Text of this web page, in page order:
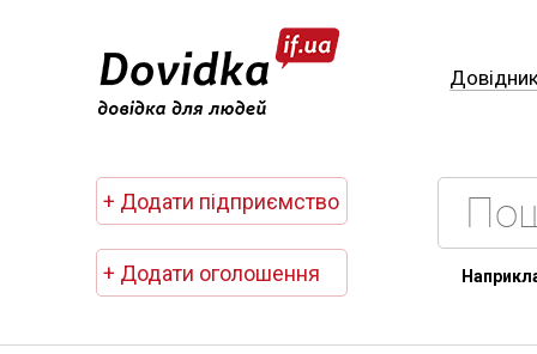
+ Додати підприємство
+ Додати оголошення